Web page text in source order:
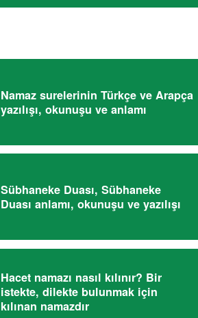
Namaz surelerinin Türkçe ve Arapça
yazılışı, okunuşu ve anlamı
Sübhaneke Duası, Sübhaneke
Duası anlamı, okunuşu ve yazılışı
Hacet namazı nasıl kılınır? Bir
istekte, dilekte bulunmak için
kılınan namazdır